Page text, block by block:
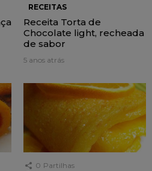
RECEITAS
Receita Torta de
Chocolate light, recheada
de sabor
5 anos atrás
0 Partilhas